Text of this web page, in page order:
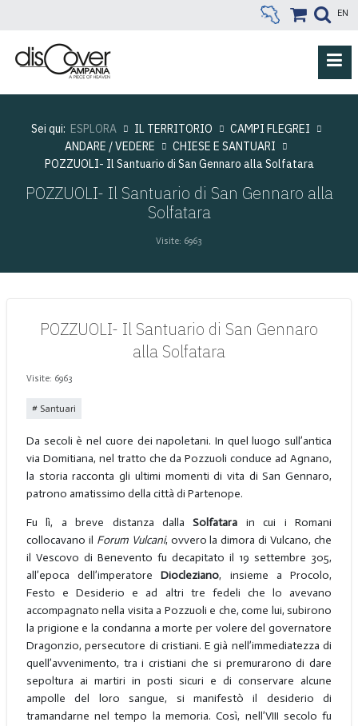
EN
Sei qui: ESPLORA IL TERRITORIO
CAMPI FLEGREI
ANDARE / VEDERE
CHIESE E SANTUARI
POZZUOLI- Il Santuario di San Gennaro alla Solfatara
POZZUOLI- Il Santuario di San Gennaro alla
Solfatara
Visite: 6963
POZZUOLI- Il Santuario di San Gennaro
alla Solfatara
Visite: 6963
Santuari
Da secoli è nel cuore dei napoletani. In quel luogo sull’antica
via Domitiana, nel tratto che da Pozzuoli conduce ad Agnano,
la storia racconta gli ultimi momenti di vita di San Gennaro,
patrono amatissimo della città di Partenope.
Fu lì, a breve distanza dallaSolfatara in cui i Romani
collocavano il Forum Vulcani, ovvero la dimora di Vulcano, che
il Vescovo di Benevento fu decapitato il 19 settembre 305,
all’epoca dell’imperatore Diocleziano, insieme a Procolo,
Festo e Desiderio e ad altri tre fedeli che lo avevano
accompagnato nella visita a Pozzuoli e che, come lui, subirono
la prigione e la condanna a morte per volere del governatore
Dragonzio, persecutore di cristiani. E già nell’immediatezza di
quell’avvenimento, tra i cristiani che si premurarono di dare
sepoltura ai martiri in posti sicuri e di conservare alcune
ampolle del loro sangue, si manifestò il desiderio di
tramandarne nel tempo la memoria. Così, nell’VIII secolo fu